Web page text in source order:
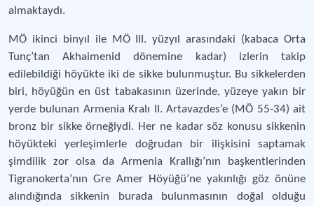
almaktaydı.
MÖ ikinci binyıl ile MÖ III. yüzyıl arasındaki (kabaca Orta
Tunç’tan Akhaimenid dönemine kadar) izlerin takip
edilebildiği höyükte iki de sikke bulunmuştur. Bu sikkelerden
biri, höyüğün en üst tabakasının üzerinde, yüzeye yakın bir
yerde bulunan Armenia Kralı II. Artavazdes’e (MÖ 55-34) ait
bronz bir sikke örneğiydi. Her ne kadar söz konusu sikkenin
höyükteki yerleşimlerle doğrudan bir ilişkisini saptamak
şimdilik zor olsa da Armenia Krallığı’nın başkentlerinden
Tigranokerta’nın Gre Amer Höyüğü’ne yakınlığı göz önüne
alındığında sikkenin burada bulunmasının doğal olduğu